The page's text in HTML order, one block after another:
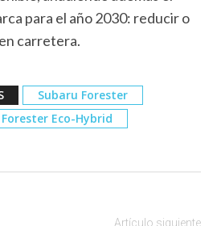
para el año 2030: reducir o
carretera.
Subaru Forester
Eco-Hybrid
Artículo siguiente